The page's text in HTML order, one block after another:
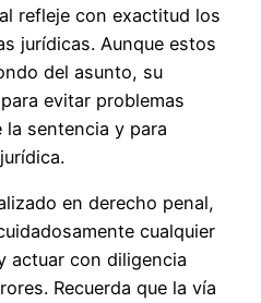
refleje con exactitud los
jurídicas. Aunque estos
del asunto, su
evitar problemas
la sentencia y para
en derecho penal,
cualquier
actuar con diligencia
Recuerda que la vía